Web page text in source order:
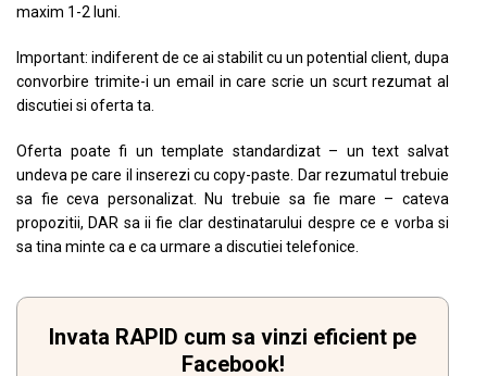
maxim 1-2 luni.
Important: indiferent de ce ai stabilit cu un potential client, dupa
convorbire trimite-i un email in care scrie un scurt rezumat al
discutiei si oferta ta.
Oferta poate fi un template standardizat – un text salvat
undeva pe care il inserezi cu copy-paste. Dar rezumatul trebuie
sa fie ceva personalizat. Nu trebuie sa fie mare – cateva
propozitii, DAR sa ii fie clar destinatarului despre ce e vorba si
sa tina minte ca e ca urmare a discutiei telefonice.
Invata RAPID cum sa vinzi eficient pe
Facebook!